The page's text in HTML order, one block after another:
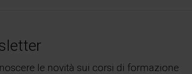
le novità sui corsi di formazione